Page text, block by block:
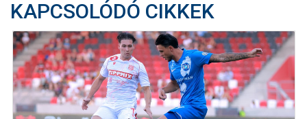
KAPCSOLÓDÓ CIKKEK